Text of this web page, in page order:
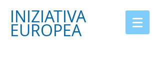
INIZIATIVA
EUROPEA